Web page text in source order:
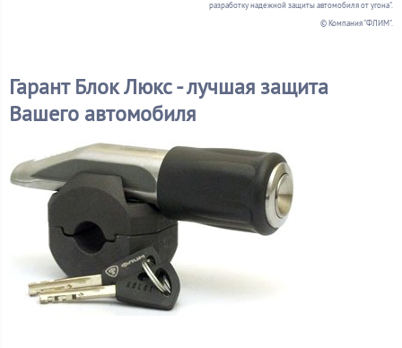
разработку надежной защиты автомобиля от угона".
© Компания "ФЛИМ".
Гарант Блок Люкс - лучшая защита
Вашего автомобиля